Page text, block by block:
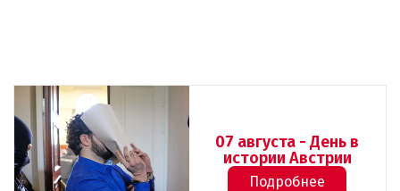
07 августа - День в
истории Австрии
Подробнее